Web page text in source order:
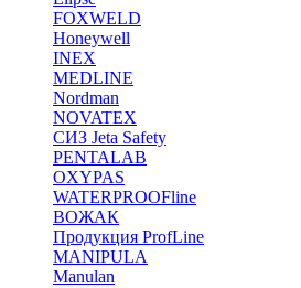
FOXWELD
Honeywell
INEX
MEDLINE
Nordman
NOVATEX
СИЗ Jeta Safety
PENTALAB
OXYPAS
WATERPROOFline
ВОЖАК
Продукция ProfLine
MANIPULA
Manulan